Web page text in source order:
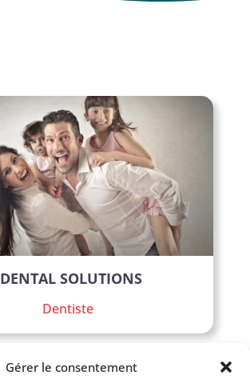
Gérer le consentement
DENTAL SOLUTIONS
Dentiste